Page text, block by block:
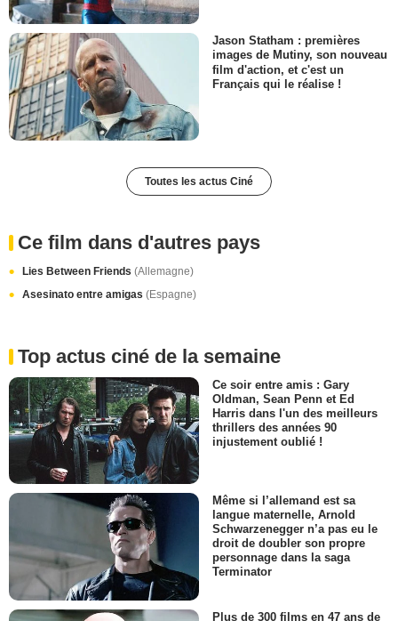
Jason Statham : premières
images de Mutiny, son nouveau
film d'action, et c'est un
Français qui le réalise !
Toutes les actus Ciné
Ce film dans d'autres pays
Lies Between Friends (Allemagne)
Asesinato entre amigas (Espagne)
Top actus ciné de la semaine
Ce soir entre amis : Gary
Oldman, Sean Penn et Ed
Harris dans l'un des meilleurs
thrillers des années 90
injustement oublié !
Même si l’allemand est sa
langue maternelle, Arnold
Schwarzenegger n’a pas eu le
droit de doubler son propre
personnage dans la saga
Terminator
Plus de 300 films en 47 ans de